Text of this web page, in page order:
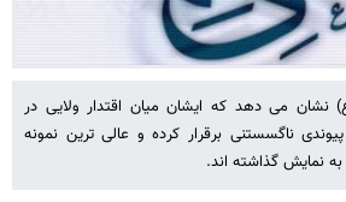
نشان می دهد که ایشان میان اقتدار ولایی در
ناگسستنی برقرار کرده و عالی ترین نمونه
نمایش گذاشته اند.